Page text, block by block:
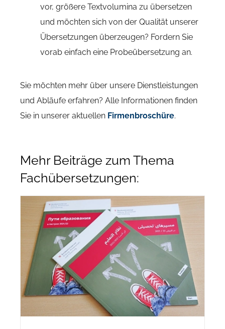
vor, größere Textvolumina zu übersetzen
und möchten sich von der Qualität unserer
Übersetzungen überzeugen? Fordern Sie
vorab einfach eine Probeübersetzung an.
Sie möchten mehr über unsere Dienstleistungen
und Abläufe erfahren? Alle Informationen finden
Sie in unserer aktuellen Firmenbroschüre.
Mehr Beiträge zum Thema
Fachübersetzungen: